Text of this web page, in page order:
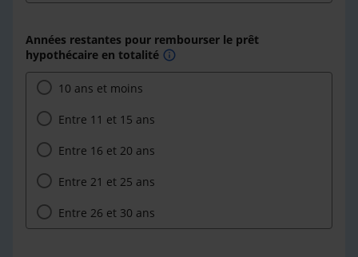
Années restantes pour rembourser le prêt
hypothécaire en totalité info
10 ans et moins
Entre 11 et 15 ans
Entre 16 et 20 ans
Entre 21 et 25 ans
Entre 26 et 30 ans